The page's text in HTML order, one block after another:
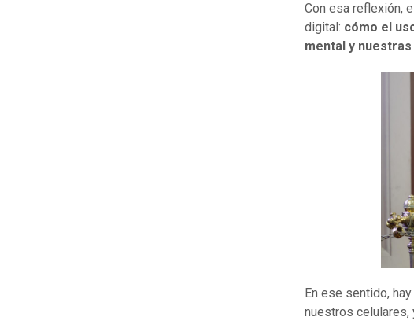
Con esa reflexión,
digital: cómo el
mental y
En ese sentido,
nuestros celulares,